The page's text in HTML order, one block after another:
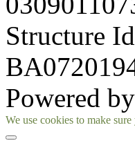
Structure
Powered by
Facebook
Instagram
We use cookies to make